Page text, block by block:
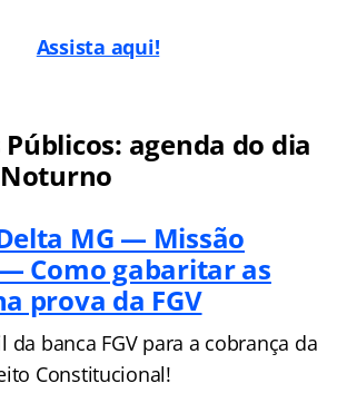
Assista aqui!
agenda do dia
MG — Missão
Como gabaritar as
prova da FGV
banca FGV para a cobrança da
Constitucional!